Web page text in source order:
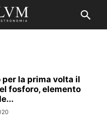
per la prima volta il
fosforo, elemento